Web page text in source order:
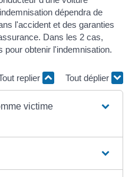
dépendra de
l'accident et des garanties
Dans les 2 cas,
obtenir l'indemnisation.
replier Tout déplier
victime